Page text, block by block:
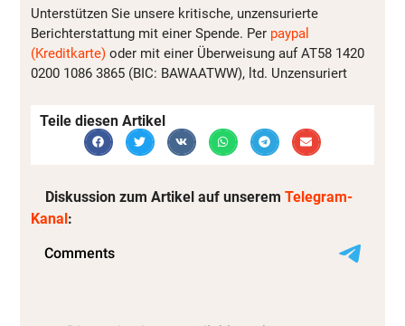
Unterstützen Sie unsere kritische, unzensurierte
Berichterstattung mit einer Spende. Per paypal
(Kreditkarte) oder mit einer Überweisung auf AT58 1420
0200 1086 3865 (BIC: BAWAATWW), ltd. Unzensuriert
Teile diesen Artikel
Diskussion zum Artikel auf unserem Telegram-
Kanal: